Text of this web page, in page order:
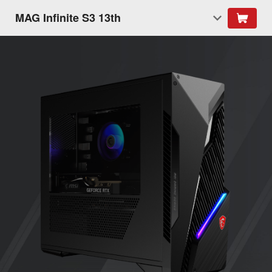
MAG Infinite S3 13th